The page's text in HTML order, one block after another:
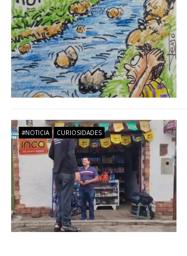
d
e
e
n
t
r
a
d
#NOTICIA CURIOSIDADES